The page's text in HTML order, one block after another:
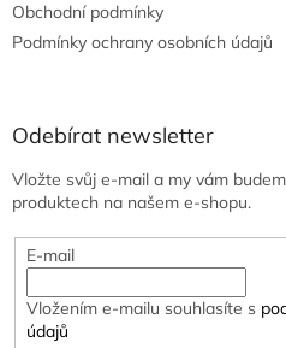
Obchodní podmínky
Podmínky ochrany osobních údajů
Odebírat newsletter
Vložte svůj e-mail a my vám
produktech na našem e-shopu.
E-mail
Vložením e-mailu souhlasíte s
údajů